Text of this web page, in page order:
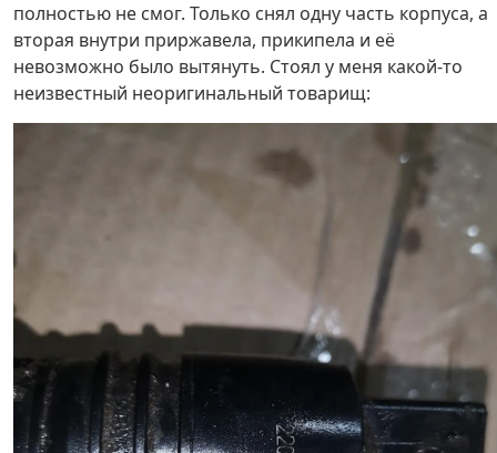
полностью не смог. Только снял одну часть корпуса, а
вторая внутри приржавела, прикипела и её
невозможно было вытянуть. Стоял у меня какой-то
неизвестный неоригинальный товарищ: